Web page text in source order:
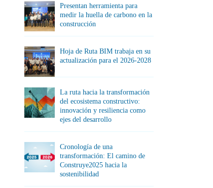
Presentan herramienta para
medir la huella de carbono en la
construcción
Hoja de Ruta BIM trabaja en su
actualización para el 2026-2028
La ruta hacia la transformación
del ecosistema constructivo:
innovación y resiliencia como
ejes del desarrollo
Cronología de una
transformación: El camino de
Construye2025 hacia la
sostenibilidad